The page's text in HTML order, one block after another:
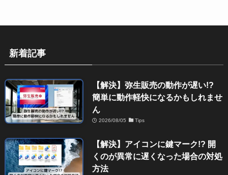
新着記事
【解決】弥生販売の動作が遅い!?
簡単に動作軽快になるかもしれませ
ん
2026/08/05 Tips
【解決】アイコンに鍵マーク!? 開
くのが異常に遅くなった場合の対処
方法